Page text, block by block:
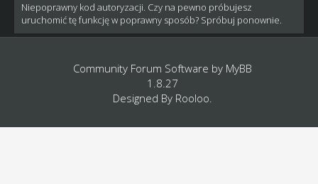
Niepoprawny kod autoryzacji. Czy na pewno próbujesz
uruchomić tę funkcję w poprawny sposób? Spróbuj ponownie.
Community Forum Software by MyBB
1.8.27
Designed By Rooloo.